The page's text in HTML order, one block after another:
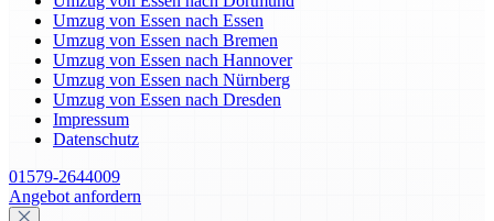
Umzug von Essen nach Essen
Umzug von Essen nach Bremen
Umzug von Essen nach Hannover
Umzug von Essen nach Nürnberg
Umzug von Essen nach Dresden
Impressum
Datenschutz
01579-2644009
Angebot anfordern